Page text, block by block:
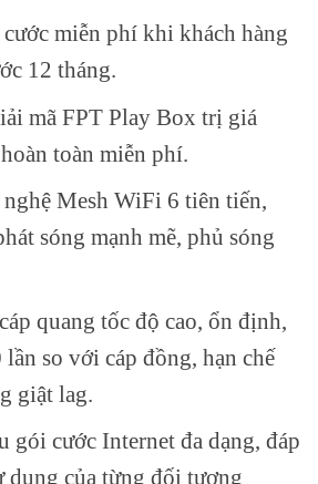
miễn phí khi khách hàng
12 tháng.
mã FPT Play Box trị giá
toàn miễn phí.
Mesh WiFi 6 tiên tiến,
sóng mạnh mẽ, phủ sóng
quang tốc độ cao, ổn định,
so với cáp đồng, hạn chế
giật lag.
gói cước Internet đa dạng, đáp
dụng của từng đối tượng